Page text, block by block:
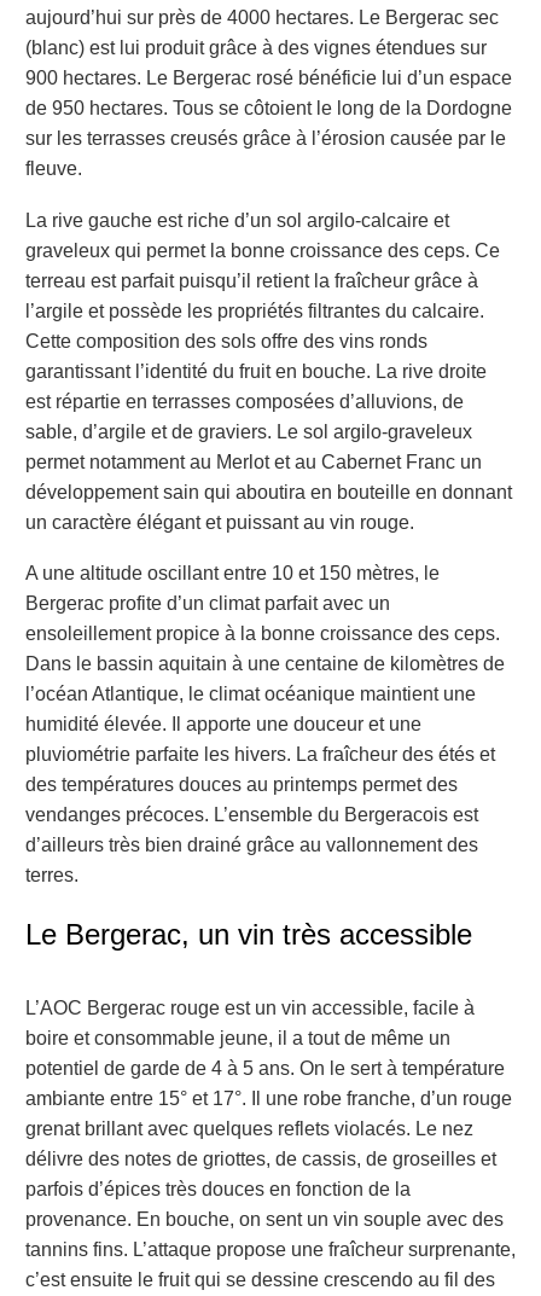
aujourd’hui sur près de 4000 hectares. Le Bergerac sec
(blanc) est lui produit grâce à des vignes étendues sur
900 hectares. Le Bergerac rosé bénéficie lui d’un espace
de 950 hectares. Tous se côtoient le long de la Dordogne
sur les terrasses creusés grâce à l’érosion causée par le
fleuve.
La rive gauche est riche d’un sol argilo-calcaire et
graveleux qui permet la bonne croissance des ceps. Ce
terreau est parfait puisqu’il retient la fraîcheur grâce à
l’argile et possède les propriétés filtrantes du calcaire.
Cette composition des sols offre des vins ronds
garantissant l’identité du fruit en bouche. La rive droite
est répartie en terrasses composées d’alluvions, de
sable, d’argile et de graviers. Le sol argilo-graveleux
permet notamment au Merlot et au Cabernet Franc un
développement sain qui aboutira en bouteille en donnant
un caractère élégant et puissant au vin rouge.
A une altitude oscillant entre 10 et 150 mètres, le
Bergerac profite d’un climat parfait avec un
ensoleillement propice à la bonne croissance des ceps.
Dans le bassin aquitain à une centaine de kilomètres de
l’océan Atlantique, le climat océanique maintient une
humidité élevée. Il apporte une douceur et une
pluviométrie parfaite les hivers. La fraîcheur des étés et
des températures douces au printemps permet des
vendanges précoces. L’ensemble du Bergeracois est
d’ailleurs très bien drainé grâce au vallonnement des
terres.
Le Bergerac, un vin très accessible
L’AOC Bergerac rouge est un vin accessible, facile à
boire et consommable jeune, il a tout de même un
potentiel de garde de 4 à 5 ans. On le sert à température
ambiante entre 15° et 17°. Il une robe franche, d’un rouge
grenat brillant avec quelques reflets violacés. Le nez
délivre des notes de griottes, de cassis, de groseilles et
parfois d’épices très douces en fonction de la
provenance. En bouche, on sent un vin souple avec des
tannins fins. L’attaque propose une fraîcheur surprenante,
c’est ensuite le fruit qui se dessine crescendo au fil des